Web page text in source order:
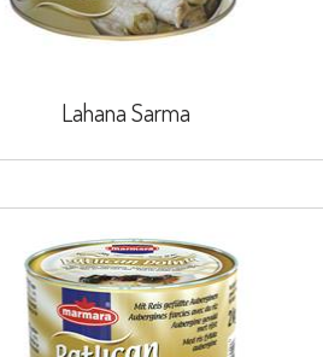
Lahana Sarma